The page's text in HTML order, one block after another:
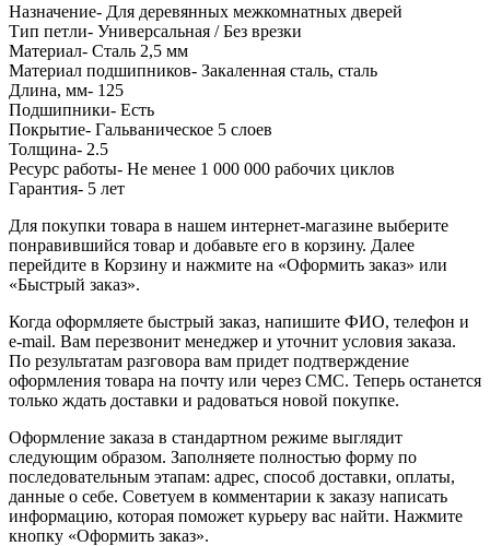
Назначение- Для деревянных межкомнатных дверей
Тип петли- Универсальная / Без врезки
Материал- Сталь 2,5 мм
Материал подшипников- Закаленная сталь, сталь
Длина, мм- 125
Подшипники- Есть
Покрытие- Гальваническое 5 слоев
Толщина- 2.5
Ресурс работы- Не менее 1 000 000 рабочих циклов
Гарантия- 5 лет
Для покупки товара в нашем интернет-магазине выберите
понравившийся товар и добавьте его в корзину. Далее
перейдите в Корзину и нажмите на «Оформить заказ» или
«Быстрый заказ».
Когда оформляете быстрый заказ, напишите ФИО, телефон и
e-mail. Вам перезвонит менеджер и уточнит условия заказа.
По результатам разговора вам придет подтверждение
оформления товара на почту или через СМС. Теперь останется
только ждать доставки и радоваться новой покупке.
Оформление заказа в стандартном режиме выглядит
следующим образом. Заполняете полностью форму по
последовательным этапам: адрес, способ доставки, оплаты,
данные о себе. Советуем в комментарии к заказу написать
информацию, которая поможет курьеру вас найти. Нажмите
кнопку «Оформить заказ».